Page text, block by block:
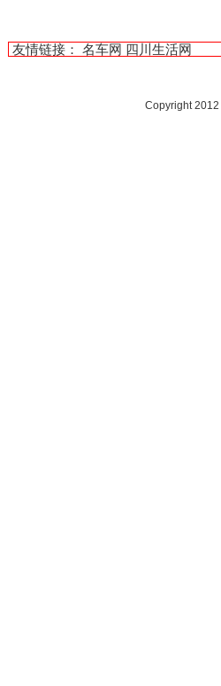
友情链接： 名车网 四川生活网
Copyright 2012